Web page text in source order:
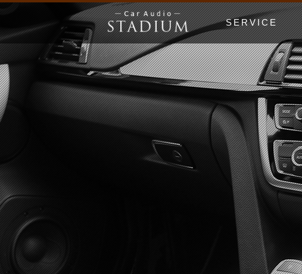
SERVICE
ドア制振〜極み〜
エンクロージャー
Price List（工賃表
MUSIC WORLD
漫画でわかる！よく
初心者の日
ホームオーディオ